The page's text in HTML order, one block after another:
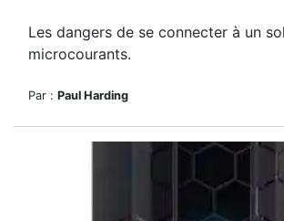
Les dangers de se connecter à un
microcourants.
Par : Paul Harding